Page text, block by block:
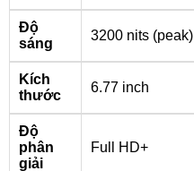
Độ
sáng
3200 nits (peak)
Kích
thước
6.77 inch
Độ
phân
giải
Full HD+